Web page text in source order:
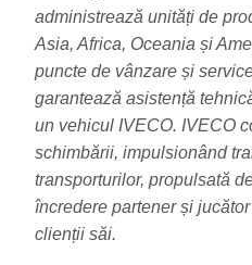
administrează unități de
Asia, Africa, Oceania și
puncte de vânzare și
garantează asistență
un vehicul IVECO. IVECO
schimbării, impulsionând
transporturilor, propulsată
încredere partener și
clienții săi.